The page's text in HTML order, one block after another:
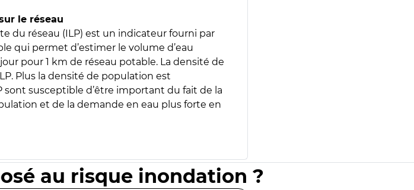
le réseau
du réseau (ILP) est un indicateur fourni par
qui permet d’estimer le volume d’eau
pour 1 km de réseau potable. La densité de
Plus la densité de population est
sont susceptible d’être important du fait de la
et de la demande en eau plus forte en
au risque inondation ?